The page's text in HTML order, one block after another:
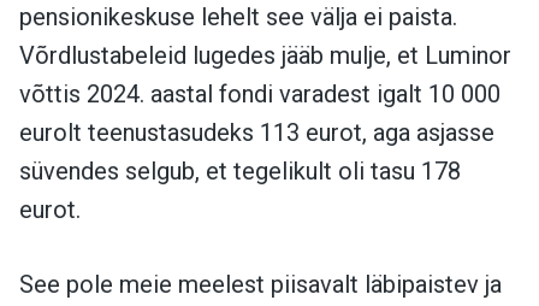
pensionikeskuse lehelt see välja ei paista.
Võrdlustabeleid lugedes jääb mulje, et Luminor
võttis 2024. aastal fondi varadest igalt 10 000
eurolt teenustasudeks 113 eurot, aga asjasse
süvendes selgub, et tegelikult oli tasu 178
eurot.
See pole meie meelest piisavalt läbipaistev ja